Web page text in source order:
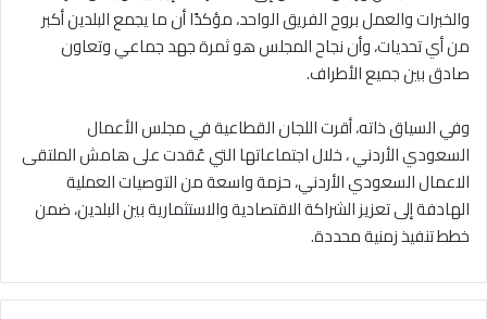
والخبرات والعمل بروح الفريق الواحد، مؤكدًا أن ما يجمع البلدين أكبر
من أي تحديات، وأن نجاح المجلس هو ثمرة جهد جماعي وتعاون
صادق بين جميع الأطراف.
وفي السياق ذاته، أقرت اللجان القطاعية في مجلس الأعمال
السعودي الأردني ، خلال اجتماعاتها التي عُقدت على هامش الملتقى
الاعمال السعودي الأردني، حزمة واسعة من التوصيات العملية
الهادفة إلى تعزيز الشراكة الاقتصادية والاستثمارية بين البلدين، ضمن
خطط تنفيذ زمنية محددة.